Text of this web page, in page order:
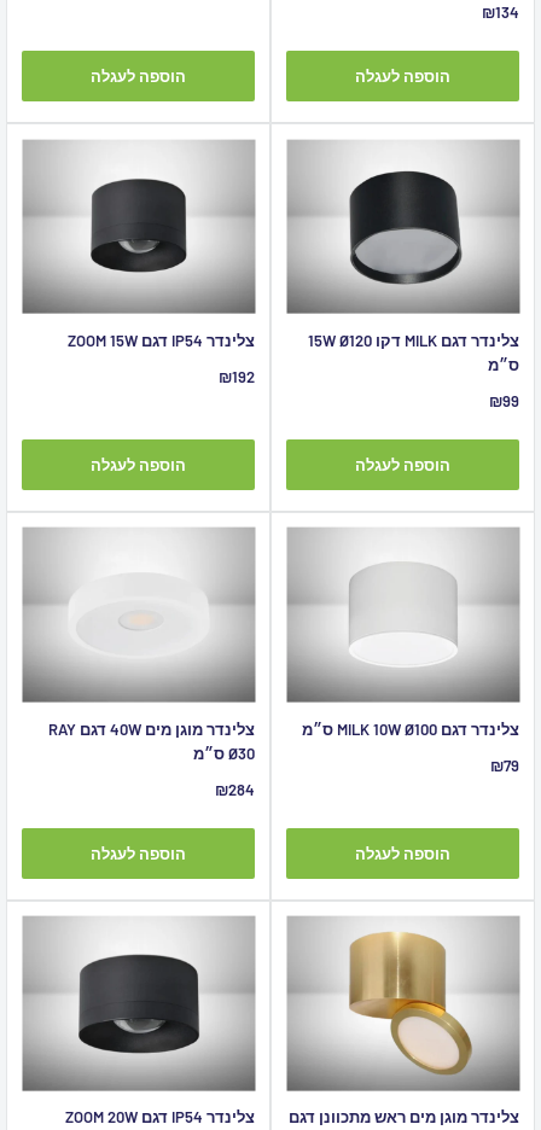
מחיר
₪134
הוספה לעגלה הוספה לעגלה
צלינדר דגם MILK דקו 15W Ø120
ס״מ
מחיר
₪99
הוספה לעגלה
צלינדר IP54 דגם ZOOM 15W
מחיר
₪192
הוספה לעגלה
צלינדר דגם MILK 10W Ø100 ס״מ
מחיר
₪79
הוספה לעגלה
צלינדר מוגן מים 40W דגם RAY
Ø30 ס״מ
מחיר
₪284
הוספה לעגלה
צלינדר מוגן מים ראש מתכוונן דגם
צלינדר IP54 דגם ZOOM 20W